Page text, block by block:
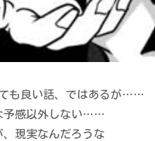
も良い話、ではあるが……
予感以外しない……
現実なんだろうな